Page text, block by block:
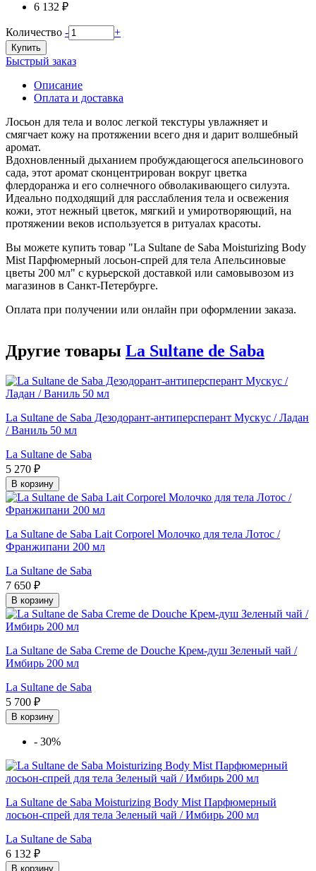
6 132 ₽
Количество - +
Купить
Быстрый заказ
Описание
Оплата и доставка
Лосьон для тела и волос легкой текстуры увлажняет и
смягчает кожу на протяжении всего дня и дарит волшебный
аромат.
Вдохновленный дыханием пробуждающегося апельсинового
сада, этот аромат сконцентрирован вокруг цветка
флердоранжа и его солнечного обволакивающего силуэта.
Идеально подходящий для расслабления тела и освежения
кожи, этот нежный цветок, мягкий и умиротворяющий, на
протяжении веков используется в ритуалах красоты.
Вы можете купить товар "La Sultane de Saba Moisturizing Body
Mist Парфюмерный лосьон-спрей для тела Апельсиновые
цветы 200 мл" с курьерской доставкой или самовывозом из
магазинов в Санкт-Петербурге.
Оплата при получении или онлайн при оформлении заказа.
Другие товары La Sultane de Saba
La Sultane de Saba Дезодорант-антиперсперант Мускус / Ладан
/ Ваниль 50 мл
La Sultane de Saba
5 270 ₽
В корзину
La Sultane de Saba Lait Corporel Молочко для тела Лотос /
Франжипани 200 мл
La Sultane de Saba
7 650 ₽
В корзину
La Sultane de Saba Creme de Douche Крем-душ Зеленый чай /
Имбирь 200 мл
La Sultane de Saba
5 700 ₽
В корзину
- 30%
La Sultane de Saba Moisturizing Body Mist Парфюмерный
лосьон-спрей для тела Зеленый чай / Имбирь 200 мл
La Sultane de Saba
6 132 ₽
В корзину